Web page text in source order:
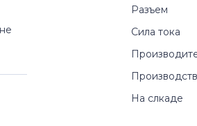
Разъем
Сила тока
На слкаде